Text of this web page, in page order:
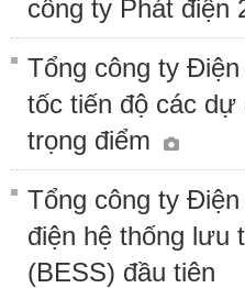
công ty Phát điện
Tổng công ty
tốc tiến độ các
trọng điểm
Tổng công ty
điện hệ thống lưu
(BESS) đầu tiên